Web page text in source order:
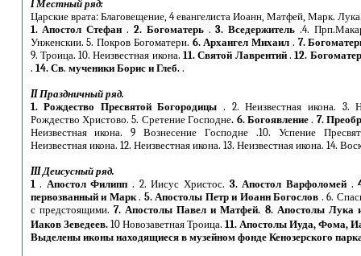
I Местный ряд:
Царские врата: Благовещение, 4 евангелиста Иоанн, Матфей, Марк.
1. Апостол Стефан. 2. Богоматерь .3. Вседержитель.4.
Унженскии. 5. Покров Богоматери. 6. Архангел Михаил . 7.
9. Троица. 10. Неизвестная икона.11. Святой Лаврентий .12.
. 14. Св. мученики Борис и Глеб. .
II Праздничный ряд.
1. Рождество Пресвятой Богородицы. 2. Неизвестная икона. 3.
Рождество Христово. 5. Сретение Господне. 6. Богоявление. 7.
Неизвестная икона. 9 Вознесение Господне .10. Успение
Неизвестная икона. 12. Неизвестная икона. 13. Неизвестная икона. 14.
III Деисусный ряд.
1. Апостол Филипп. 2. Иисус Христос. 3. Апостол Варфоломей .
первозванный и Марк. 5. Апостолы Петр и Иоанн Богослов . 6.
с предстоящими. 7. Апостолы Павел и Матфей. 8. Апостолы Лука
Иаков Зеведеев. 10 Новозаветная Троица. 11. Апостолы Иуда, Фома,
Выделены иконы находящиеся в музейном фонде Кенозерского